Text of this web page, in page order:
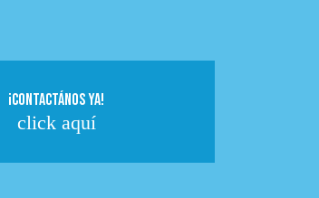
¡CONTACTÁNOS YA!
click aquí